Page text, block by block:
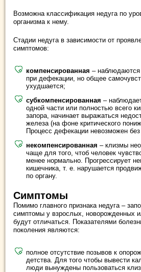
Возможна классификация недуга по
организма к нему.
Стадии недуга в зависимости от
симптомов:
компенсированная – наблюдаются
при дефекации, но общее
ухудшается;
субкомпенсированная –
одной части или полностью всего
запора, начинает выражаться
железа (на фоне критического
Процесс дефекации невозможен
некомпенсированная – клизмы
чаще для того, чтоб человек
менее нормально. Прогрессирует
кишечника, т. е. нарушается
по органу.
Симптомы
Помимо главного признака недуга –
симптомы у взрослых, новорожденных
будут отличаться. Показателями
поколения являются:
полное отсутствие позывов к
детства. Для того чтобы вывести
люди вынуждены пользоваться